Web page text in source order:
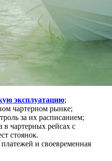
эксплуатацию;
чартерном рынке;
за их расписанием;
в чартерных рейсах с
стоянок.
и своевременная